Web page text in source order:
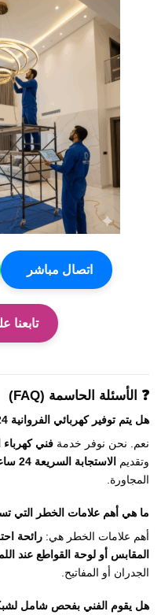
اتصال مباشر
تابعنا
❓ الأسئلة الحاسمة (FAQ)
هل يتم توفيركهربائي الفروانية 24 ساعة
نعم. نحن نوفر خدمة فني كهرباء
وتقديم الاستجابة السريعة 24 ساعة
المجاورة.
ما هي أهم علامات الخطر التي
أهم علامات الخطر هي: رائحة
المقابس أو لوحة القواطع عند
الجدران أو المفاتيح.
هل يقوم الفني بفحص شامل لشبكة